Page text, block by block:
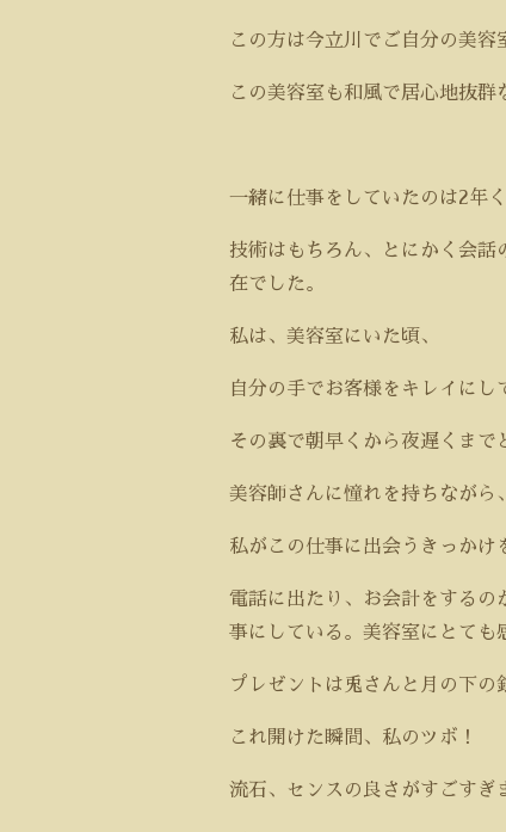
この方は今立川でご自分の美容
この美容室も和風で居心地抜群
一緒に仕事をしていたのは2年
技術はもちろん、とにかく会
在でした。
私は、美容室にいた頃、
自分の手でお客様をキレイに
その裏で朝早くから夜遅くまで
美容師さんに憧れを持ちながら
私がこの仕事に出会うきっかけ
電話に出たり、お会計をするの
事にしている。美容室にとても
プレゼントは兎さんと月の下
これ開けた瞬間、私のツボ！
流石、センスの良さがすごすぎ